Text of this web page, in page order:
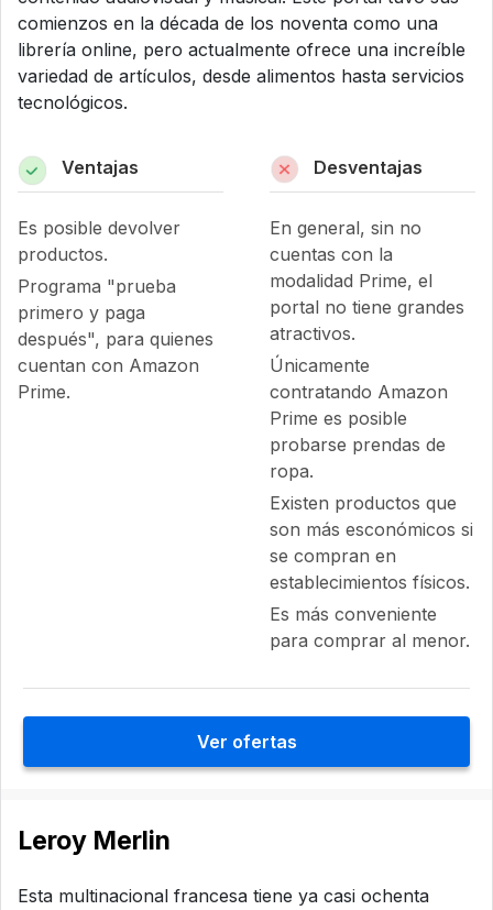
comienzos en la década de los noventa como una
librería online, pero actualmente ofrece una increíble
variedad de artículos, desde alimentos hasta servicios
tecnológicos.
Ventajas
Es posible devolver
productos.
Programa "prueba
primero y paga
después", para quienes
cuentan con Amazon
Prime.
Desventajas
En general, sin no
cuentas con la
modalidad Prime, el
portal no tiene grandes
atractivos.
Únicamente
contratando Amazon
Prime es posible
probarse prendas de
ropa.
Existen productos que
son más esconómicos si
se compran en
establecimientos físicos.
Es más conveniente
para comprar al menor.
Ver ofertas
Leroy Merlin
Esta multinacional francesa tiene ya casi ochenta